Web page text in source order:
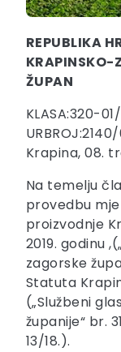
REPUBLIKA
KRAPINSKO-
ŽUPAN
KLASA:320-
Krapina, 08.
Na temelju
provedbu
proizvodnje
2019. godinu
zagorske
Statuta
(„Službeni
županije“ br.
13/18.).